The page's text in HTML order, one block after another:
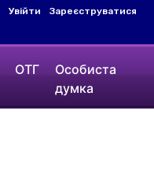
Увійти Зареєструватися
ОТГ
Особиста
думка